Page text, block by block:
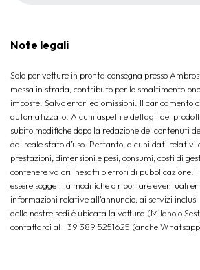
Note legali
Solo per vetture in pronta consegna presso
messa in strada, contributo per lo smaltimento
imposte. Salvo errori ed omissioni. Il caricamento
automatizzato. Alcuni aspetti e dettagli dei
subito modifiche dopo la redazione dei contenuti
dal reale stato d’uso. Pertanto, alcuni dati relativi
prestazioni, dimensioni e pesi, consumi, costi di
contenere valori inesatti o errori di pubblicazione.
essere soggetti a modifiche o riportare eventuali
informazioni relative all'annuncio, ai servizi inclusi
delle nostre sedi è ubicata la vettura (Milano o
contattarci al +39 389 5251625 (anche